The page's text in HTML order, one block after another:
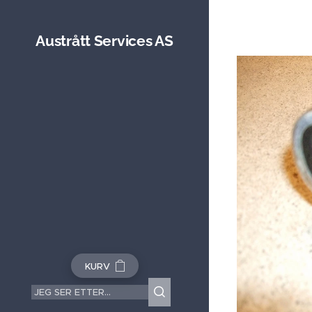
Austrått Services AS
KURV